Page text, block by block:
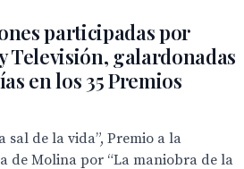
participadas por
Televisión, galardonadas
en los 35 Premios
sal de la vida”, Premio a la
de Molina por “La maniobra de la